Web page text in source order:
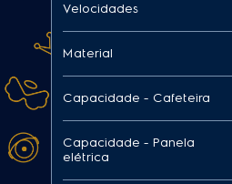
Velocidades
Velocidade variável
Material
Capacidade - Cafeteira
30-39 xícaras
Capacidade - Panela
elétrica